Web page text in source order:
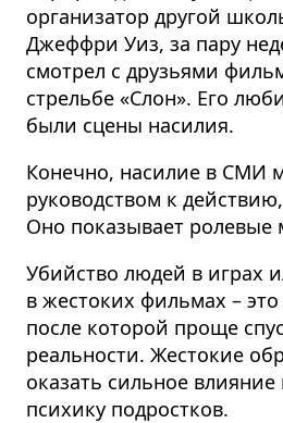
организатор другой
Джеффри Уиз, за пару
смотрел с друзьями
стрельбе «Слон». Его
были сцены насилия.
Конечно, насилие в СМИ
руководством к
Оно показывает ролевые
Убийство людей в играх
в жестоких фильмах –
после которой проще
реальности. Жестокие
оказать сильное
психику подростков.